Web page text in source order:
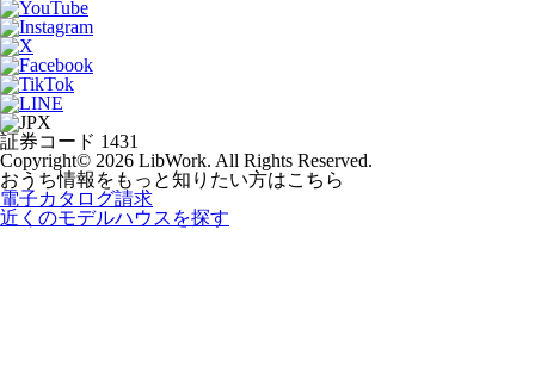
証券コード 1431
Copyright© 2026 LibWork. All Rights Reserved.
おうち情報をもっと知りたい方はこちら
電子カタログ請求
近くのモデルハウスを探す